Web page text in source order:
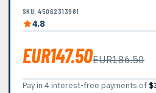
SKU: 45062313981
4.8
EUR147.50EUR186.50
Pay in 4 interest-free payments of